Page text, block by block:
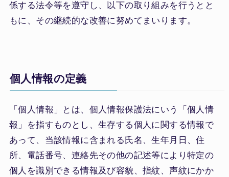
係する法令等を遵守し、以下の取り組みを行うとと
もに、その継続的な改善に努めてまいります。
個人情報の定義
「個人情報」とは、個人情報保護法にいう「個人情
報」を指すものとし、生存する個人に関する情報で
あって、当該情報に含まれる氏名、生年月日、住
所、電話番号、連絡先その他の記述等により特定の
個人を識別できる情報及び容貌、指紋、声紋にかか